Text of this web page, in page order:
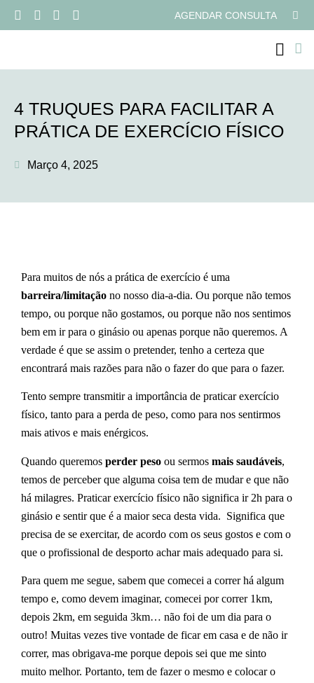
AGENDAR CONSULTA
4 TRUQUES PARA FACILITAR A
PRÁTICA DE EXERCÍCIO FÍSICO
Março 4, 2025
Para muitos de nós a prática de exercício é uma
barreira/limitação no nosso dia-a-dia. Ou porque não temos
tempo, ou porque não gostamos, ou porque não nos sentimos
bem em ir para o ginásio ou apenas porque não queremos. A
verdade é que se assim o pretender, tenho a certeza que
encontrará mais razões para não o fazer do que para o fazer.
Tento sempre transmitir a importância de praticar exercício
físico, tanto para a perda de peso, como para nos sentirmos
mais ativos e mais enérgicos.
Quando queremos perder peso ou sermos mais saudáveis,
temos de perceber que alguma coisa tem de mudar e que não
há milagres. Praticar exercício físico não significa ir 2h para o
ginásio e sentir que é a maior seca desta vida. Significa que
precisa de se exercitar, de acordo com os seus gostos e com o
que o profissional de desporto achar mais adequado para si.
Para quem me segue, sabem que comecei a correr há algum
tempo e, como devem imaginar, comecei por correr 1km,
depois 2km, em seguida 3km… não foi de um dia para o
outro! Muitas vezes tive vontade de ficar em casa e de não ir
correr, mas obrigava-me porque depois sei que me sinto
muito melhor. Portanto, tem de fazer o mesmo e colocar o